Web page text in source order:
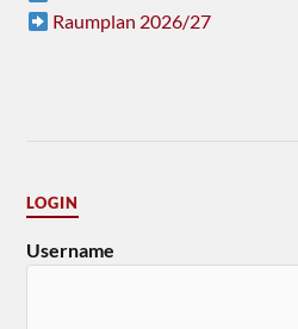
Raumplan 2026/27
LOGIN
Username